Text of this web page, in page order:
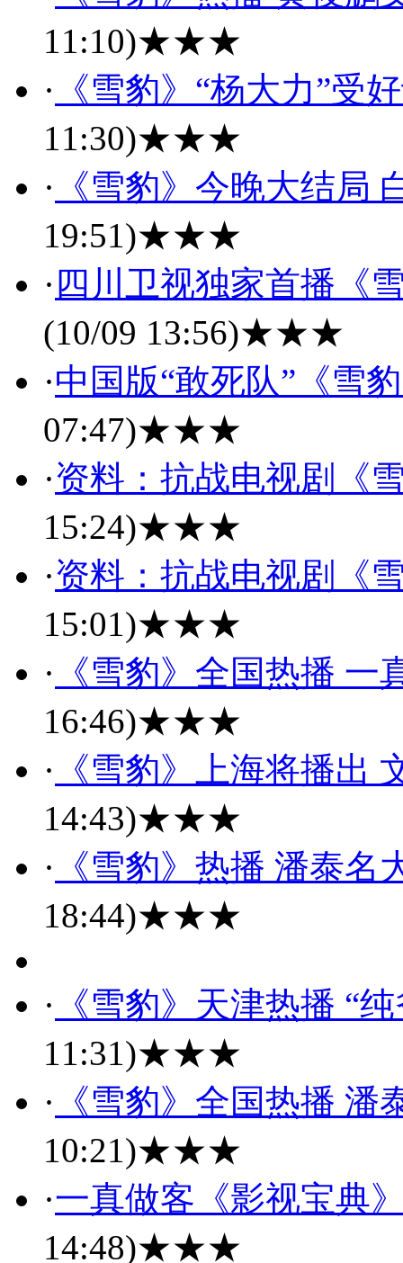
11:10)★★★
· 《雪豹》“杨大力”受
11:30)★★★
· 《雪豹》今晚大结局
19:51)★★★
· 四川卫视独家首播《
(10/09 13:56)★★★
·中国版“敢死队”《雪
07:47)★★★
·资料：抗战电视剧《
15:24)★★★
·资料：抗战电视剧《
15:01)★★★
· 《雪豹》全国热播 一
16:46)★★★
· 《雪豹》上海将播出
14:43)★★★
· 《雪豹》热播 潘泰名
18:44)★★★
· 《雪豹》天津热播 “
11:31)★★★
· 《雪豹》全国热播 潘
10:21)★★★
·一真做客《影视宝典
14:48)★★★